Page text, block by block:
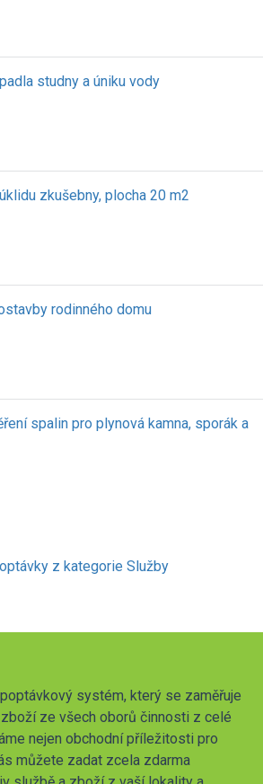
studny a úniku vody
zkušebny, plocha 20 m2
rodinného domu
spalin pro plynová kamna, sporák a
z kategorie Služby
systém, který se zaměřuje
ze všech oborů činnosti z celé
nejen obchodní příležitosti pro
můžete zadat zcela zdarma